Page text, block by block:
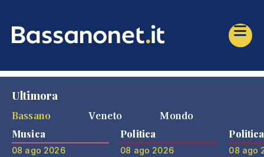
Ultimora
Bassano
Veneto Mondo
Musica
08 ago 2026
Politica
08 ago 2026
Politica
08 ago